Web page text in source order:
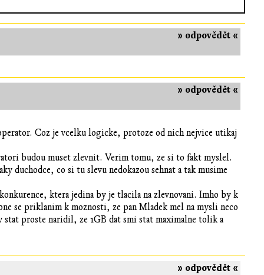
» odpovědět «
» odpovědět «
Coz je vcelku logicke, protoze od nich nejvice utikaj
budou muset zlevnit. Verim tomu, ze si to fakt myslel.
duchodce, co si tu slevu nedokazou sehnat a tak musime
ktera jedina by je tlacila na zlevnovani. Imho by k
se priklanim k moznosti, ze pan Mladek mel na mysli neco
stat proste naridil, ze 1GB dat smi stat maximalne tolik a
» odpovědět «